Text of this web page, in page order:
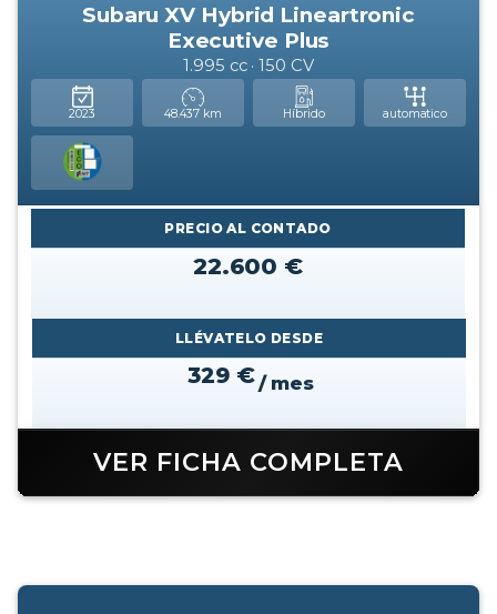
Subaru XV Hybrid Lineartronic
Executive Plus
1.995 cc · 150 CV
2023 48.437 km Híbrido automatico
PRECIO AL CONTADO
22.600 €
LLÉVATELO DESDE
329 €/ mes
VER FICHA COMPLETA